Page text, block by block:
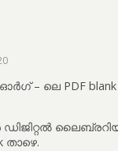
– ലെ PDF
താഴെ.